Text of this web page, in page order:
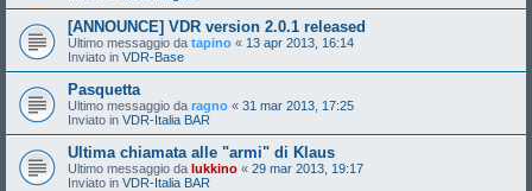
[ANNOUNCE] VDR version 2.0.1 released
Ultimo messaggio da tapino « 13 apr 2013, 16:14
Inviato in VDR-Base
Pasquetta
Ultimo messaggio da ragno « 31 mar 2013, 17:25
Inviato in VDR-Italia BAR
Ultima chiamata alle "armi" di Klaus
Ultimo messaggio da lukkino « 29 mar 2013, 19:17
Inviato in VDR-Italia BAR